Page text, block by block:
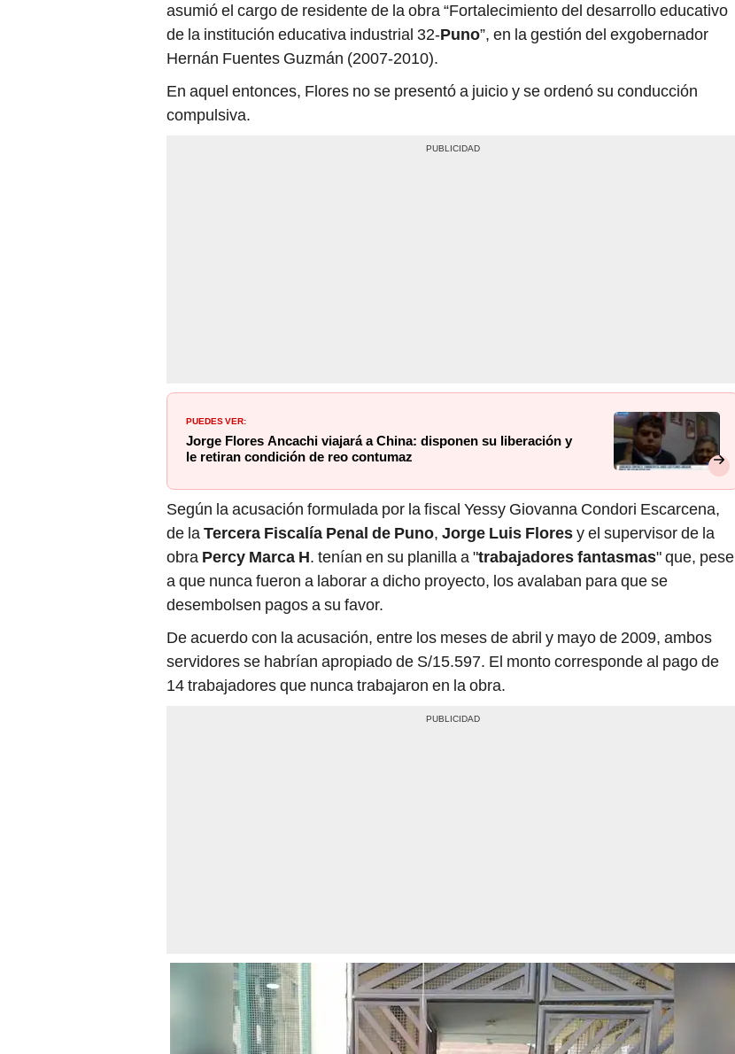
asumió el cargo de residente de la obra “Fortalecimiento del desarrollo educativo
de la institución educativa industrial 32-Puno”, en la gestión del exgobernador
Hernán Fuentes Guzmán (2007-2010).
En aquel entonces, Flores no se presentó a juicio y se ordenó su conducción
compulsiva.
PUEDES VER:
Jorge Flores Ancachi viajará a China: disponen su liberación y
le retiran condición de reo contumaz
Según la acusación formulada por la fiscal Yessy Giovanna Condori Escarcena,
de laTercera Fiscalía Penal de Puno, Jorge Luis Floresy el supervisor de la
obra Percy Marca H. tenían en su planilla a "trabajadores fantasmas" que, pese
a que nunca fueron a laborar a dicho proyecto, los avalaban para que se
desembolsen pagos a su favor.
De acuerdo con la acusación, entre los meses de abril y mayo de 2009, ambos
servidores se habrían apropiado de S/15.597. El monto corresponde al pago de
14 trabajadores que nunca trabajaron en la obra.